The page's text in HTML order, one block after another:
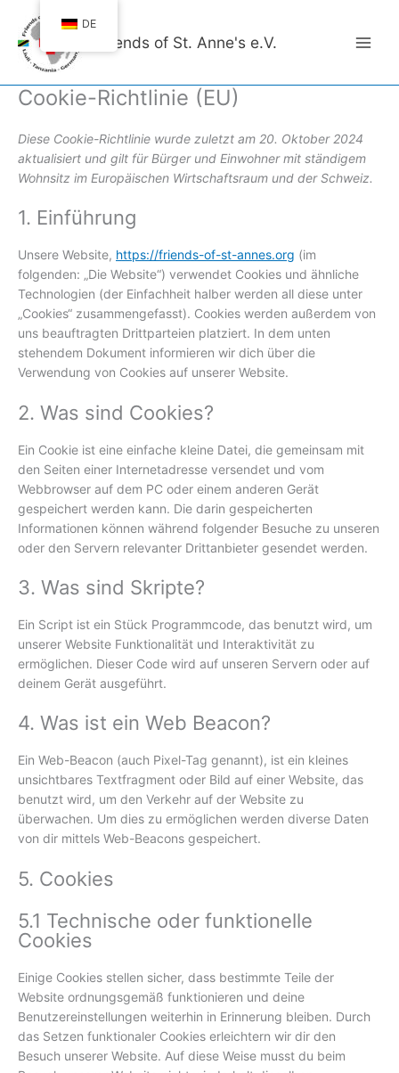
Inhalt
springen
Friends of St. Anne's e.V.
Cookie-Richtlinie (EU)
Diese Cookie-Richtlinie wurde zuletzt am 20. Oktober 2024
aktualisiert und gilt für Bürger und Einwohner mit ständigem
Wohnsitz im Europäischen Wirtschaftsraum und der Schweiz.
1. Einführung
Unsere Website, https://friends-of-st-annes.org (im
folgenden: „Die Website“) verwendet Cookies und ähnliche
Technologien (der Einfachheit halber werden all diese unter
„Cookies“ zusammengefasst). Cookies werden außerdem von
uns beauftragten Drittparteien platziert. In dem unten
stehendem Dokument informieren wir dich über die
Verwendung von Cookies auf unserer Website.
2. Was sind Cookies?
Ein Cookie ist eine einfache kleine Datei, die gemeinsam mit
den Seiten einer Internetadresse versendet und vom
Webbrowser auf dem PC oder einem anderen Gerät
gespeichert werden kann. Die darin gespeicherten
Informationen können während folgender Besuche zu unseren
oder den Servern relevanter Drittanbieter gesendet werden.
3. Was sind Skripte?
Ein Script ist ein Stück Programmcode, das benutzt wird, um
unserer Website Funktionalität und Interaktivität zu
ermöglichen. Dieser Code wird auf unseren Servern oder auf
deinem Gerät ausgeführt.
4. Was ist ein Web Beacon?
Ein Web-Beacon (auch Pixel-Tag genannt), ist ein kleines
unsichtbares Textfragment oder Bild auf einer Website, das
benutzt wird, um den Verkehr auf der Website zu
überwachen. Um dies zu ermöglichen werden diverse Daten
von dir mittels Web-Beacons gespeichert.
5. Cookies
5.1 Technische oder funktionelle
Cookies
Einige Cookies stellen sicher, dass bestimmte Teile der
Website ordnungsgemäß funktionieren und deine
Benutzereinstellungen weiterhin in Erinnerung bleiben. Durch
das Setzen funktionaler Cookies erleichtern wir dir den
Besuch unserer Website. Auf diese Weise musst du beim
DE